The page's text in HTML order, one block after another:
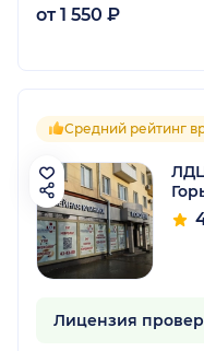
от 1 550 ₽
Средний рейтинг
Лицензия